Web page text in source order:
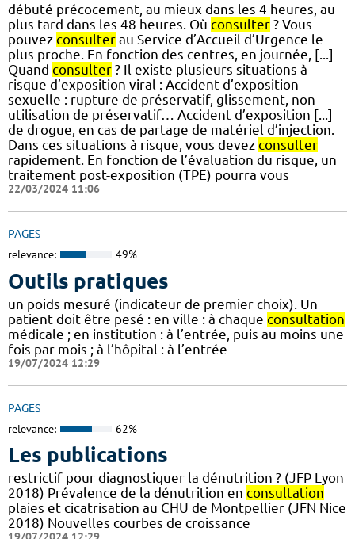
débuté précocement, au mieux dans les 4 heures, au
plus tard dans les 48 heures. Où consulter ? Vous
pouvez consulter au Service d’Accueil d’Urgence le
plus proche. En fonction des centres, en journée, [...]
Quand consulter ? Il existe plusieurs situations à
risque d’exposition viral : Accident d’exposition
sexuelle : rupture de préservatif, glissement, non
utilisation de préservatif… Accident d’exposition [...]
de drogue, en cas de partage de matériel d’injection.
Dans ces situations à risque, vous devez consulter
rapidement. En fonction de l’évaluation du risque, un
traitement post-exposition (TPE) pourra vous
22/03/2024 11:06
PAGES
relevance: 49%
Outils pratiques
un poids mesuré (indicateur de premier choix). Un
patient doit être pesé : en ville : à chaque consultation
médicale ; en institution : à l’entrée, puis au moins une
fois par mois ; à l’hôpital : à l’entrée
19/07/2024 12:29
PAGES
relevance: 62%
Les publications
restrictif pour diagnostiquer la dénutrition ? (JFP Lyon
2018) Prévalence de la dénutrition en consultation
plaies et cicatrisation au CHU de Montpellier (JFN Nice
2018) Nouvelles courbes de croissance